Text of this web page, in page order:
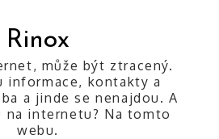
Rinox
může být ztracený.
informace, kontakty a
a jinde se nenajdou. A
na internetu? Na tomto
webu.